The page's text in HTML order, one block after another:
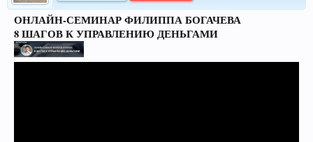
ОНЛАЙН-СЕМИНАР ФИЛИППА БОГАЧЕВА
8 ШАГОВ К УПРАВЛЕНИЮ ДЕНЬГАМИ